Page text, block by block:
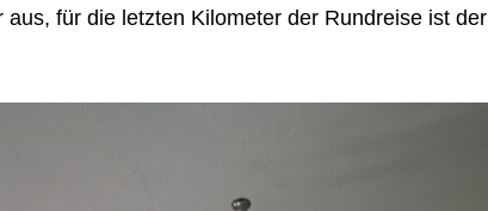
aus, für die letzten Kilometer der Rundreise ist der